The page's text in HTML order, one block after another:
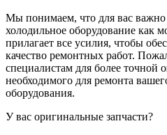
Мы понимаем, что для вас
холодильное оборудование как
прилагает все усилия, чтобы
качество ремонтных работ.
специалистам для более точной
необходимого для ремонта
оборудования.
У вас оригинальные запчасти?